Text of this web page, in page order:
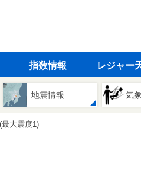
指数情報 レジャー
地震情報 気
大震度1)